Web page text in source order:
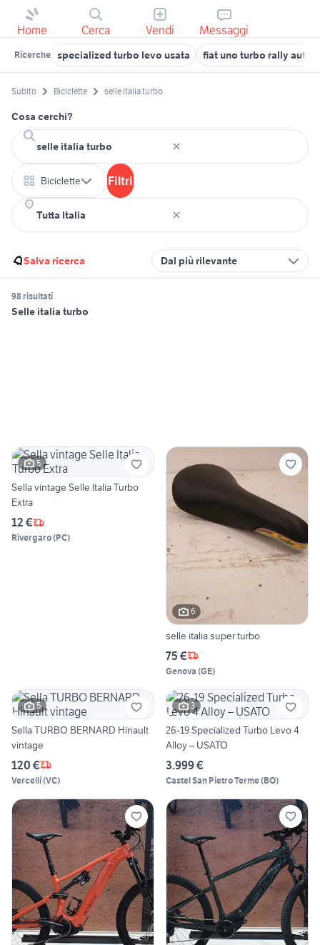
Home Cerca Vendi Messaggi
Ricerche specialized turbo levo usata fiat uno turbo rally auto
Subito Biciclette selle italia turbo
Cosa cerchi?
Biciclette Filtri
Salva ricerca Dal più rilevante
98 risultati
Selle italia turbo
5
Sella vintage Selle Italia Turbo
Extra
12 €
Rivergaro(PC)
6
selle italia super turbo
75 €
Genova (GE)
5
Sella TURBO BERNARD Hinault
vintage
120 €
Vercelli(VC)
3
26-19 Specialized Turbo Levo 4
Alloy – USATO
3.999 €
Castel San Pietro Terme(BO)